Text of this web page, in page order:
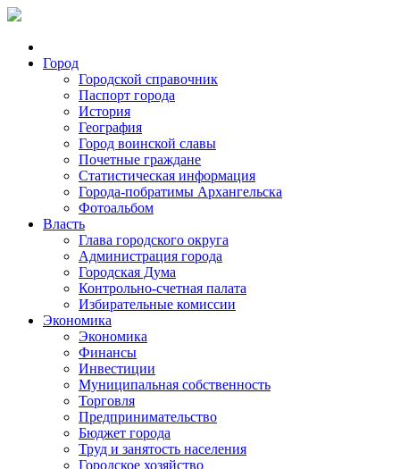
Город
Городской справочник
Паспорт города
История
География
Город воинской славы
Почетные граждане
Статистическая информация
Города-побратимы Архангельска
Фотоальбом
Власть
Глава городского округа
Администрация города
Городская Дума
Контрольно-счетная палата
Избирательные комиссии
Экономика
Экономика
Финансы
Инвестиции
Муниципальная собственность
Торговля
Предпринимательство
Бюджет города
Труд и занятость населения
Городское хозяйство